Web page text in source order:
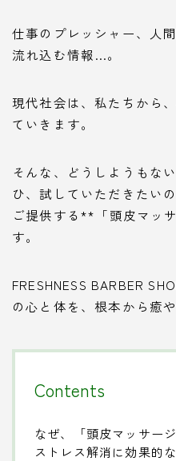
仕事のプレッシャー、人
流れ込む情報…。
現代社会は、私たちから
ていきます。
そんな、どうしようもな
ひ、試していただきたい
ご提供する**「頭皮マッ
す。
FRESHNESS BARBER
の心と体を、根本から癒や
Contents
なぜ、「頭皮マッサー
ストレス解消に効果的